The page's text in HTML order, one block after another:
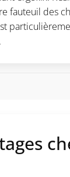
fauteuil des